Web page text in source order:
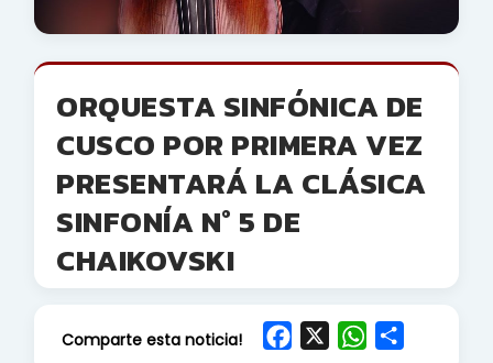
ORQUESTA SINFÓNICA DE
CUSCO POR PRIMERA VEZ
PRESENTARÁ LA CLÁSICA
SINFONÍA N° 5 DE
CHAIKOVSKI
Comparte esta noticia!
W